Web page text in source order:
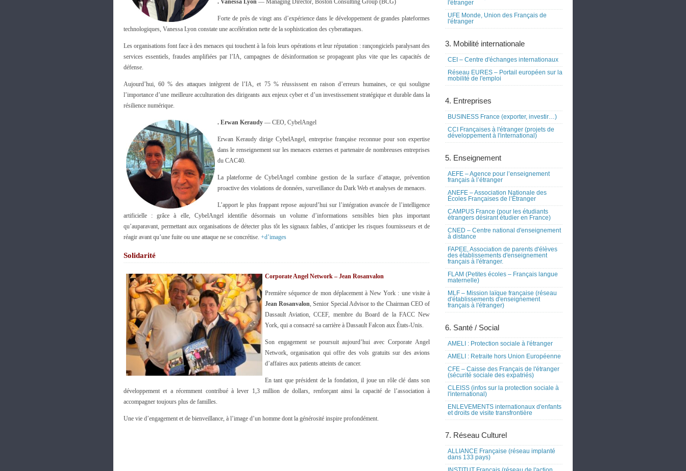
. Vanessa Lyon — Managing Director, Boston Consulting Group (BCG)
Forte de près de vingt ans d’expérience dans le développement de grandes plateformes
technologiques, Vanessa Lyon constate une accélération nette de la sophistication des cyberattaques.
Les organisations font face à des menaces qui touchent à la fois leurs opérations et leur réputation : rançongiciels paralysant des
services essentiels, fraudes amplifiées par l’IA, campagnes de désinformation se propageant plus vite que les capacités de
défense.
Aujourd’hui, 60 % des attaques intègrent de l’IA, et 75 % réussissent en raison d’erreurs humaines, ce qui souligne
l’importance d’une meilleure acculturation des dirigeants aux enjeux cyber et d’un investissement stratégique et durable dans la
résilience numérique.
. Erwan Keraudy — CEO, CybelAngel
Erwan Keraudy dirige CybelAngel, entreprise française reconnue pour son expertise
dans le renseignement sur les menaces externes et partenaire de nombreuses entreprises
du CAC40.
La plateforme de CybelAngel combine gestion de la surface d’attaque, prévention
proactive des violations de données, surveillance du Dark Web et analyses de menaces.
L’apport le plus frappant repose aujourd’hui sur l’intégration avancée de l’intelligence
artificielle : grâce à elle, CybelAngel identifie désormais un volume d’informations sensibles bien plus important
qu’auparavant, permettant aux organisations de détecter plus tôt les signaux faibles, d’anticiper les risques fournisseurs et de
réagir avant qu’une fuite ou une attaque ne se concrétise. +d’images
Solidarité
Corporate Angel Network – Jean Rosanvalon
Première séquence de mon déplacement à New York : une visite à
Jean Rosanvalon, Senior Special Advisor to the Chairman CEO of
Dassault Aviation, CCEF, membre du Board de la FACC New
York, qui a consacré sa carrière à Dassault Falcon aux États-Unis.
Son engagement se poursuit aujourd’hui avec Corporate Angel
Network, organisation qui offre des vols gratuits sur des avions
d’affaires aux patients atteints de cancer.
En tant que président de la fondation, il joue un rôle clé dans son
développement et a récemment contribué à lever 1,3 million de dollars, renforçant ainsi la capacité de l’association à
accompagner toujours plus de familles.
Une vie d’engagement et de bienveillance, à l’image d’un homme dont la générosité inspire profondément.
l'étranger
UFE Monde, Union des Français de
l'étranger
3. Mobilité internationale
CEI – Centre d'échanges internationaux
Réseau EURES – Portail européen sur la
mobilité de l'emploi
4. Entreprises
BUSINESS France (exporter, investir…)
CCI Françaises à l'étranger (projets de
développement à l'international)
5. Enseignement
AEFE – Agence pour l’enseignement
français à l’étranger
ANEFE – Association Nationale des
Écoles Françaises de l’Étranger
CAMPUS France (pour les étudiants
étrangers désirant étudier en France)
CNED – Centre national d'enseignement
à distance
FAPEE, Association de parents d'élèves
des établissements d'enseignement
français à l'étranger.
FLAM (Petites écoles – Français langue
maternelle)
MLF – Mission laïque française (réseau
d'établissements d'enseignement
français à l'étranger)
6. Santé / Social
AMELI : Protection sociale à l'étranger
AMELI : Retraite hors Union Européenne
CFE – Caisse des Français de l'étranger
(sécurité sociale des expatriés)
CLEISS (infos sur la protection sociale à
l'international)
ENLEVEMENTS internationaux d'enfants
et droits de visite transfrontière
7. Réseau Culturel
ALLIANCE Française (réseau implanté
dans 133 pays)